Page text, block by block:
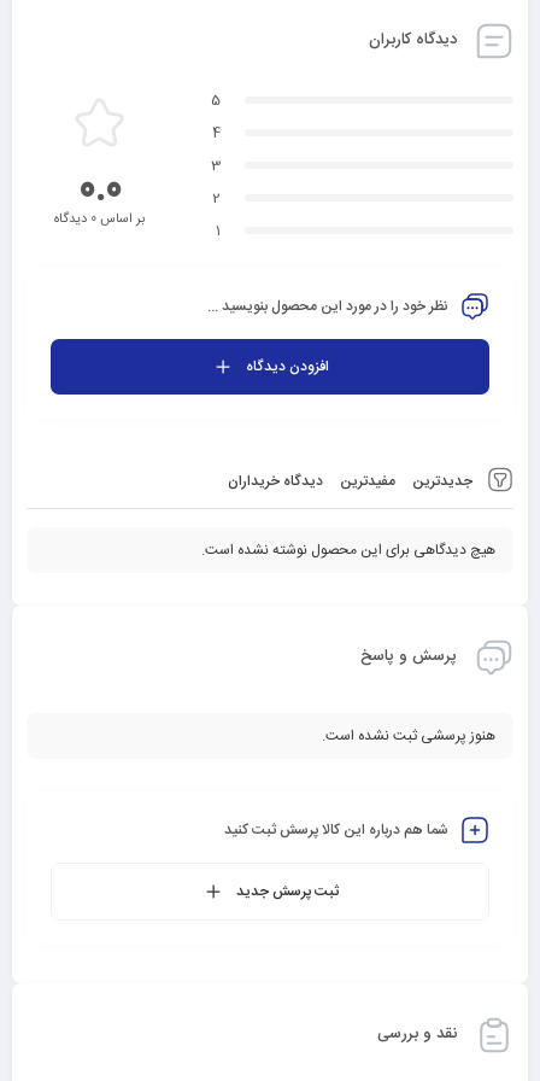
دیدگاه کاربران
جدیدترین مفیدترین دیدگاه خریداران
هیچ دیدگاهی برای این محصول نوشته نشده است.
5
4
3
2
1
0.0بر اساس 0 دیدگاه
نظر خود را در مورد این محصول بنویسید ...
افزودن دیدگاه
پرسش و پاسخ
هنوز پرسشی ثبت نشده است.
شما هم درباره این کالا پرسش ثبت کنید
ثبت پرسش جدید
نقد و بررسی